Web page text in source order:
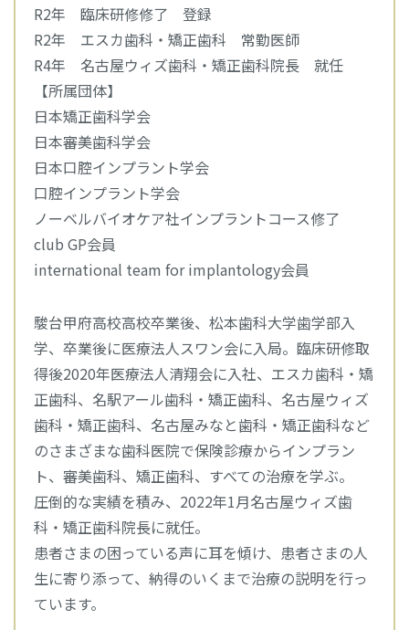
R2年 臨床研修修了 登録
R2年 エスカ歯科・矯正歯科 常勤医師
R4年 名古屋ウィズ歯科・矯正歯科院長 就任
【所属団体】
日本矯正歯科学会
日本審美歯科学会
日本口腔インプラント学会
口腔インプラント学会
ノーベルバイオケア社インプラントコース修了
club GP会員
international team for implantology会員
駿台甲府高校高校卒業後、松本歯科大学歯学部入
学、卒業後に医療法人スワン会に入局。臨床研修取
得後2020年医療法人清翔会に入社、エスカ歯科・矯
正歯科、名駅アール歯科・矯正歯科、名古屋ウィズ
歯科・矯正歯科、名古屋みなと歯科・矯正歯科など
のさまざまな歯科医院で保険診療からインプラン
ト、審美歯科、矯正歯科、すべての治療を学ぶ。
圧倒的な実績を積み、2022年1月名古屋ウィズ歯
科・矯正歯科院長に就任。
患者さまの困っている声に耳を傾け、患者さまの人
生に寄り添って、納得のいくまで治療の説明を行っ
ています。